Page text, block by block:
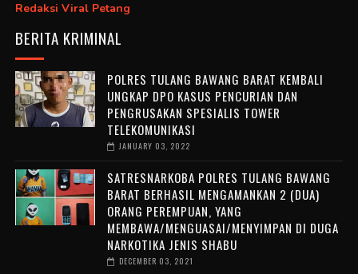
Redaksi Viral Petang
BERITA KRIMINAL
POLRES TULANG BAWANG BARAT KEMBALI
UNGKAP DPO KASUS PENCURIAN DAN
PENGRUSAKAN SPESIALIS TOWER
TELEKOMUNIKASI
JANUARY 03, 2022
SATRESNARKOBA POLRES TULANG BAWANG
BARAT BERHASIL MENGAMANKAN 2 (DUA)
ORANG PEREMPUAN, YANG
MEMBAWA/MENGUASAI/MENYIMPAN DI DUGA
NARKOTIKA JENIS SHABU
DECEMBER 03, 2021